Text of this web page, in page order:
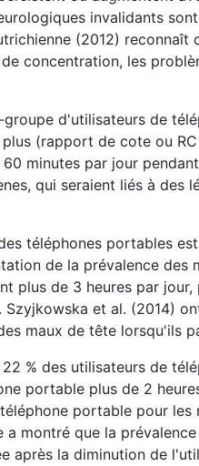
invalidants
(2012) reconnaît
concentration, les
d'utilisateurs de
(rapport de cote ou
minutes par jour
qui seraient liés à des
téléphones portables
de la prévalence
plus de 3 heures par
et al. (2014)
maux de tête lorsqu'ils
% des utilisateurs de
portable plus de 2
portable pour les
montré que la
après la diminution de